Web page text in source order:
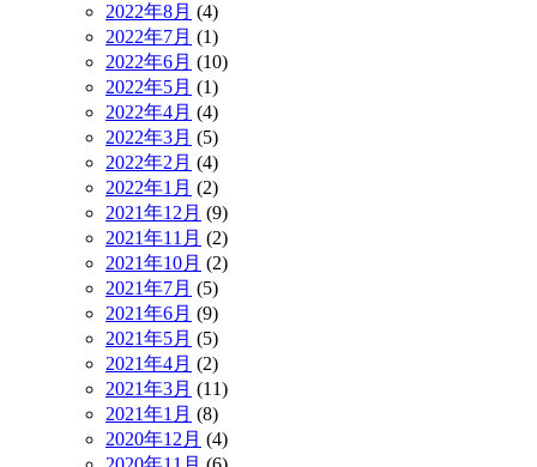
2022年8月 (4)
2022年7月 (1)
2022年6月 (10)
2022年5月 (1)
2022年4月 (4)
2022年3月 (5)
2022年2月 (4)
2022年1月 (2)
2021年12月 (9)
2021年11月 (2)
2021年10月 (2)
2021年7月 (5)
2021年6月 (9)
2021年5月 (5)
2021年4月 (2)
2021年3月 (11)
2021年1月 (8)
2020年12月 (4)